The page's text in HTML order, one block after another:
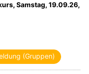
Samstag, 19.09.26,
(Gruppen)